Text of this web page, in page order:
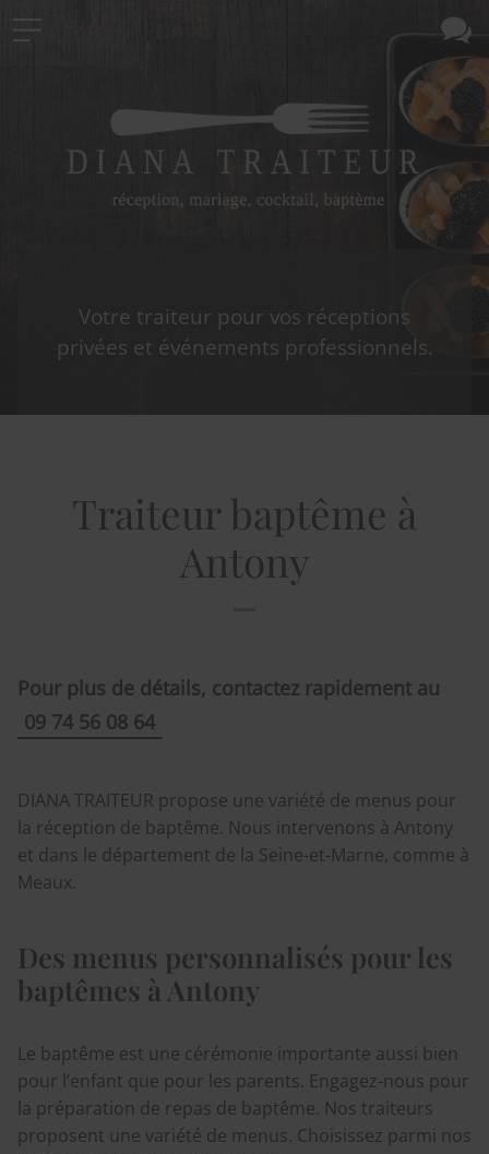
Votre traiteur pour vos réceptions
privées et événements professionnels.
Traiteur baptême à
Antony
Pour plus de détails, contactez rapidement au
09 74 56 08 64
DIANA TRAITEUR propose une variété de menus pour
la réception de baptême. Nous intervenons à Antony
et dans le département de la Seine-et-Marne, comme à
Meaux.
Des menus personnalisés pour les
baptêmes à Antony
Le baptême est une cérémonie importante aussi bien
pour l’enfant que pour les parents. Engagez-nous pour
la préparation de repas de baptême. Nos traiteurs
proposent une variété de menus. Choisissez parmi nos